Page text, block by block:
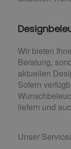
Wir bieten
Beratung,
aktuellen
Sofern
Wunsch
liefern und
Unser